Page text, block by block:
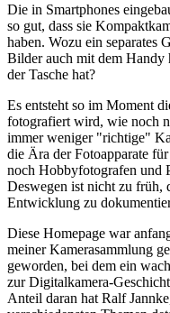
Die in Smartphones
so gut, dass sie
haben. Wozu ein separates
Bilder auch mit dem Handy
der Tasche hat?
Es entsteht so im Moment
fotografiert wird, wie noch
immer weniger "richtige"
die Ära der Fotoapparate
noch Hobbyfotografen und
Deswegen ist nicht zu früh,
Entwicklung zu
Diese Homepage war
meiner Kamerasammlung
geworden, bei dem ein
zur Digitalkamera-
Anteil daran hat Ralf